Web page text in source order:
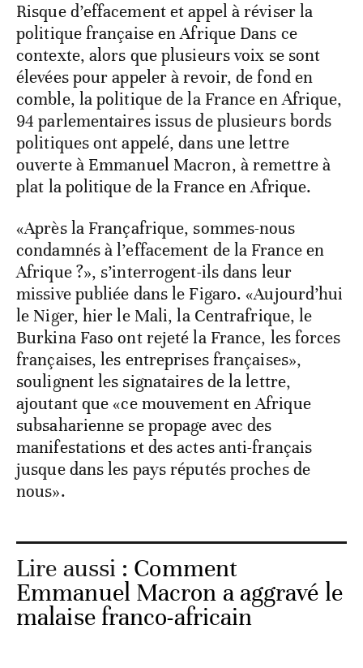
Risque d’effacement et appel à réviser la
politique française en Afrique Dans ce
contexte, alors que plusieurs voix se sont
élevées pour appeler à revoir, de fond en
comble, la politique de la France en Afrique,
94 parlementaires issus de plusieurs bords
politiques ont appelé, dans une lettre
ouverte à Emmanuel Macron, à remettre à
plat la politique de la France en Afrique.
«Après la Françafrique, sommes-nous
condamnés à l’effacement de la France en
Afrique ?», s’interrogent-ils dans leur
missive publiée dans le Figaro. «Aujourd’hui
le Niger, hier le Mali, la Centrafrique, le
Burkina Faso ont rejeté la France, les forces
françaises, les entreprises françaises»,
soulignent les signataires de la lettre,
ajoutant que «ce mouvement en Afrique
subsaharienne se propage avec des
manifestations et des actes anti-français
jusque dans les pays réputés proches de
nous».
Lire aussi : Comment
Emmanuel Macron a aggravé le
malaise franco-africain